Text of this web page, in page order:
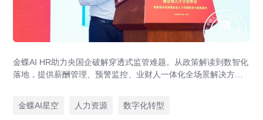
金蝶AI HR助力央国企破解穿透式监管难题。从政策解读到数智化
落地，提供薪酬管理、预警监控、业财人一体化全场景解决方
金蝶AI星空
人力资源 数字化转型